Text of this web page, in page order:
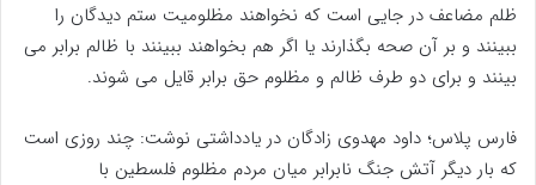
ظلم مضاعف در جایی است که نخواهند مظلومیت ستم دیدگان را
ببینند و بر آن صحه بگذارند یا اگر هم بخواهند ببینند با ظالم برابر می
بینند و برای دو طرف ظالم و مظلوم حق برابر قایل می شوند.
فارس پلاس؛ داود مهدوی زادگان در یادداشتی نوشت: چند روزی است
که بار دیگر آتش جنگ نابرابر میان مردم مظلوم فلسطین با